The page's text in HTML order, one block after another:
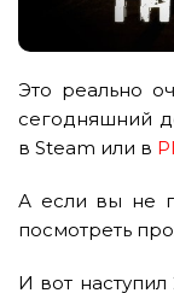
Это реально
сегодняшний
в Steam или в
А если вы не
посмотреть
И вот